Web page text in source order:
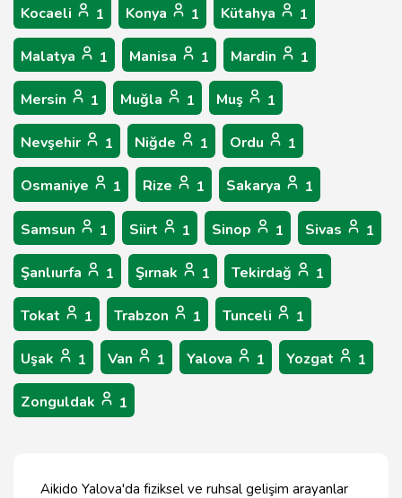
Kocaeli 1 Konya 1 Kütahya 1
Malatya 1 Manisa 1 Mardin 1
Mersin 1 Muğla 1 Muş 1
Nevşehir 1 Niğde 1 Ordu 1
Osmaniye 1 Rize 1 Sakarya 1
Samsun 1 Siirt 1 Sinop 1 Sivas 1
Şanlıurfa 1 Şırnak 1 Tekirdağ 1
Tokat 1 Trabzon 1 Tunceli 1
Uşak 1 Van 1 Yalova 1 Yozgat 1
Zonguldak 1
Aikido Yalova'da fiziksel ve ruhsal gelişim arayanlar